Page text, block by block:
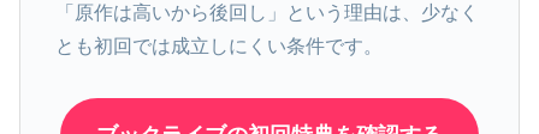
「原作は高いから後回し」という理由は、少なく
とも初回では成立しにくい条件です。